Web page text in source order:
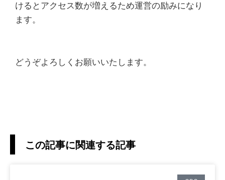
けるとアクセス数が増えるため運営の励みになり
ます。
どうぞよろしくお願いいたします。
この記事に関連する記事